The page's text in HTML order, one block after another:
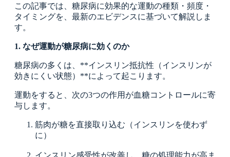
この記事では、糖尿病に効果的な運動の種類・頻度・
タイミングを、最新のエビデンスに基づいて解説しま
す。
1. なぜ運動が糖尿病に効くのか
糖尿病の多くは、**インスリン抵抗性（インスリンが
効きにくい状態）**によって起こります。
運動をすると、次の3つの作用が血糖コントロールに寄
与します。
筋肉が糖を直接取り込む（インスリンを使わず
に）